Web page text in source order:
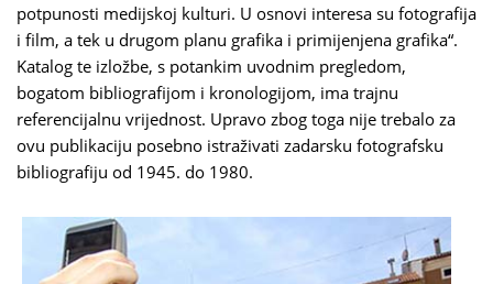
potpunosti medijskoj kulturi. U osnovi interesa su fotografija
i film, a tek u drugom planu grafika i primijenjena grafika“.
Katalog te izložbe, s potankim uvodnim pregledom,
bogatom bibliografijom i kronologijom, ima trajnu
referencijalnu vrijednost. Upravo zbog toga nije trebalo za
ovu publikaciju posebno istraživati zadarsku fotografsku
bibliografiju od 1945. do 1980.